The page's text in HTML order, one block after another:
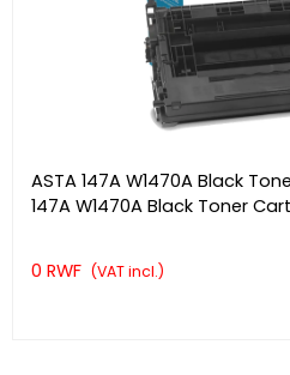
ASTA 147A W1470A Black
147A W1470A Black Toner
0 RWF (VAT incl.)